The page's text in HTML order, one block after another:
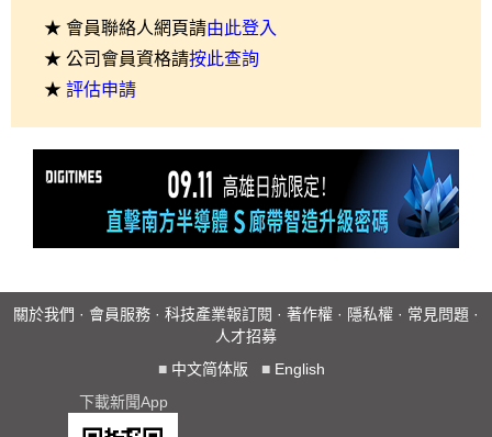
★ 會員聯絡人網頁請由此登入
★ 公司會員資格請按此查詢
★ 評估申請
關於我們 · 會員服務 · 科技產業報訂閱 · 著作權 · 隱私權 · 常見問題 ·
人才招募
■ 中文简体版 ■ English
下載新聞App